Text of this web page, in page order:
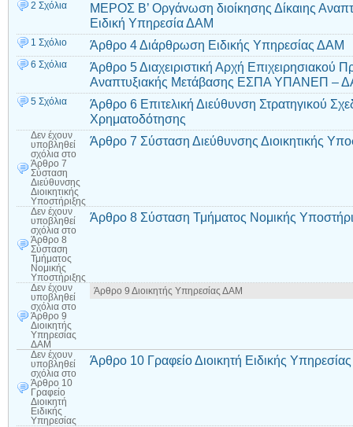
2 Σχόλια
ΜΕΡΟΣ Β’ Οργάνωση διοίκησης Δίκαιης
Ειδική Υπηρεσία ΔΑΜ
1 Σχόλιο Άρθρο 4 Διάρθρωση Ειδικής Υπηρεσίας ΔΑΜ
6 Σχόλια
Άρθρο 5 Διαχειριστική Αρχή Επιχειρησιακού
Αναπτυξιακής Μετάβασης ΕΣΠΑ ΥΠΑΝΕΠ –
5 Σχόλια
Άρθρο 6 Επιτελική Διεύθυνση Στρατηγικού
Χρηματοδότησης
Δεν έχουν
υποβληθεί
σχόλια στο
Άρθρο 7
Σύσταση
Διεύθυνσης
Διοικητικής
Υποστήριξης
Άρθρο 7 Σύσταση Διεύθυνσης Διοικητικής
Δεν έχουν
υποβληθεί
σχόλια στο
Άρθρο 8
Σύσταση
Τμήματος
Νομικής
Υποστήριξης
Άρθρο 8 Σύσταση Τμήματος Νομικής
Δεν έχουν
υποβληθεί
σχόλια στο
Άρθρο 9
Διοικητής
Υπηρεσίας
ΔΑΜ
Άρθρο 9 Διοικητής Υπηρεσίας ΔΑΜ
Δεν έχουν
υποβληθεί
σχόλια στο
Άρθρο 10
Γραφείο
Διοικητή
Ειδικής
Υπηρεσίας
Άρθρο 10 Γραφείο Διοικητή Ειδικής Υπηρεσίας